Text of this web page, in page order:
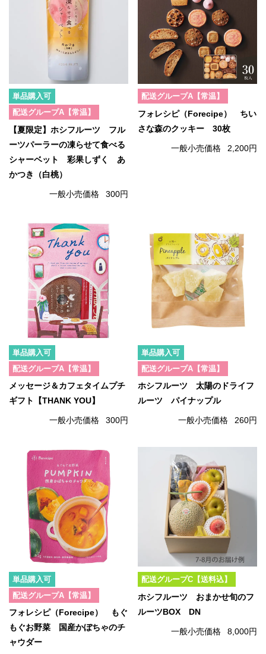
単品購入可
配送グループA【常温】
【夏限定】ホシフルーツ フル
ーツパーラーの凍らせて食べる
シャーベット 彩果しずく あ
かつき（白桃）
一般小売価格 300円
配送グループA【常温】
フォレシピ（Forecipe） ちい
さな森のクッキー 30枚
一般小売価格 2,200円
単品購入可
配送グループA【常温】
メッセージ＆カフェタイムプチ
ギフト【THANK YOU】
一般小売価格 300円
単品購入可
配送グループA【常温】
ホシフルーツ 太陽のドライフ
ルーツ パイナップル
一般小売価格 260円
単品購入可
配送グループA【常温】
フォレシピ（Forecipe） もぐ
もぐお野菜 国産かぼちゃのチ
ャウダー
配送グループC【送料込】
ホシフルーツ おまかせ旬のフ
ルーツBOX DN
一般小売価格 8,000円